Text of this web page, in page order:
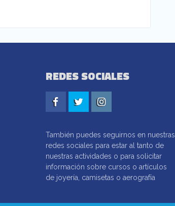
REDES SOCIALES
También puedes seguirnos en nuestras
redes sociales para estar al tanto de
nuestras actividades o para solicitar
información sobre cursos o artículos
de joyería, camisetas o aerografía